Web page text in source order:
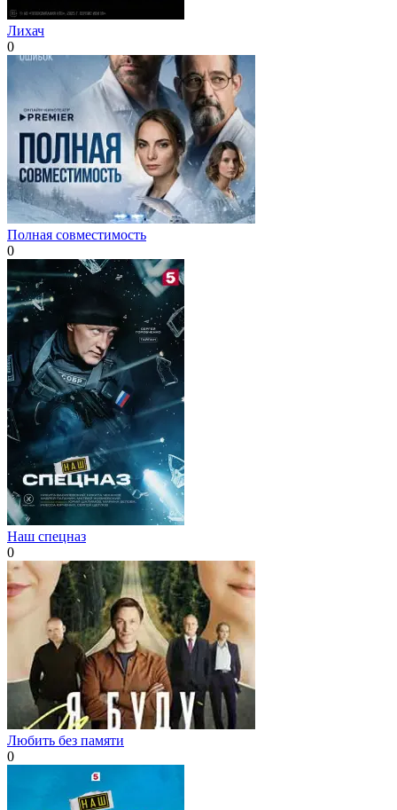
Лихач
0
Полная совместимость
0
Наш спецназ
0
Любить без памяти
0